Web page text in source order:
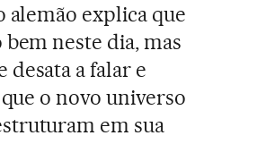
alemão explica que
neste dia, mas
a falar e
o novo universo
em sua